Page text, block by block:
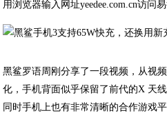
用浏览器输入网址yeedee.com.cn访问
黑鲨罗语周刚分享了一段视频，从视
化，手机背面似乎保留了前代的X 天
同时手机上也有非常清晰的合作游戏